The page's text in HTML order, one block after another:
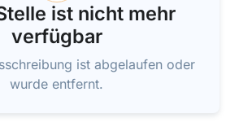
ist nicht mehr
verfügbar
ist abgelaufen oder
wurde entfernt.